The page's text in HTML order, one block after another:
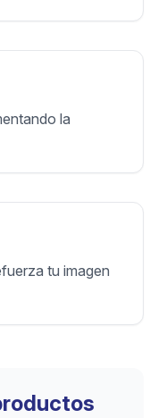
la
tu imagen